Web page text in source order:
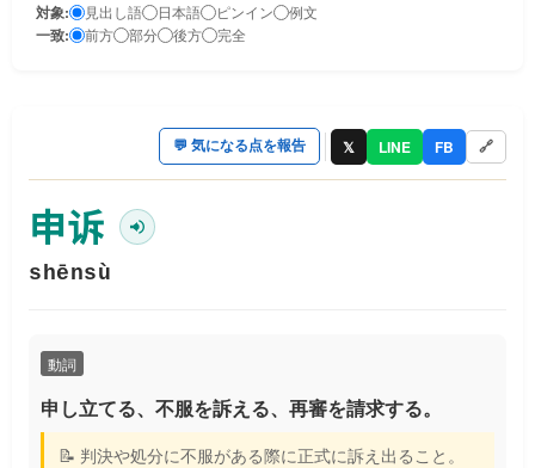
対象: 見出し語 日本語 ピンイン 例文
一致: 前方 部分 後方 完全
💬 気になる点を報告 𝕏 LINE FB 🔗
申诉
shēnsù
動詞
申し立てる、不服を訴える、再審を請求する。
📝 判決や処分に不服がある際に正式に訴え出ること。